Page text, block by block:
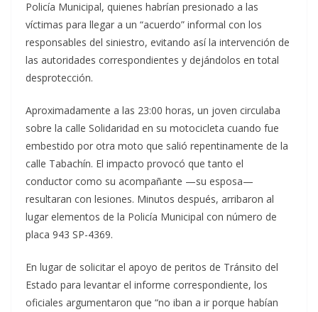
Policía Municipal, quienes habrían presionado a las
víctimas para llegar a un “acuerdo” informal con los
responsables del siniestro, evitando así la intervención de
las autoridades correspondientes y dejándolos en total
desprotección.
Aproximadamente a las 23:00 horas, un joven circulaba
sobre la calle Solidaridad en su motocicleta cuando fue
embestido por otra moto que salió repentinamente de la
calle Tabachín. El impacto provocó que tanto el
conductor como su acompañante —su esposa—
resultaran con lesiones. Minutos después, arribaron al
lugar elementos de la Policía Municipal con número de
placa 943 SP-4369.
En lugar de solicitar el apoyo de peritos de Tránsito del
Estado para levantar el informe correspondiente, los
oficiales argumentaron que “no iban a ir porque habían